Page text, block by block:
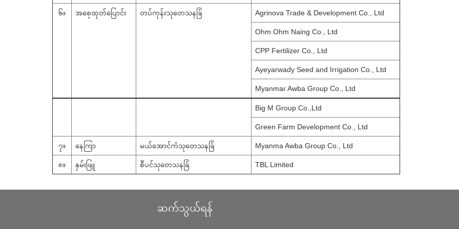
၆။ အစေ့ထုတ်ပြောင်း တပ်ကုန်းသုတေသနခြံ Agrinova Trade & Development Co., Ltd
Ohm Ohm Naing Co., Ltd
CPP Fertilizer Co., Ltd
Ayeyarwady Seed and Irrigation Co., Ltd
Myanmar Awba Group Co., Ltd
Big M Group Co.,Ltd
Green Farm Development Co., Ltd
၇။ နေကြာ မယ်အောင်ကံသုတေသနခြံ Myanma Awba Group Co., Ltd
၈။ နှမ်းဖြူ စီပင်သုတေသနခြံ TBL Limited
ဆက်သွယ်ရန်